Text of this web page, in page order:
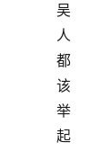
吴
人
都
该
举
起